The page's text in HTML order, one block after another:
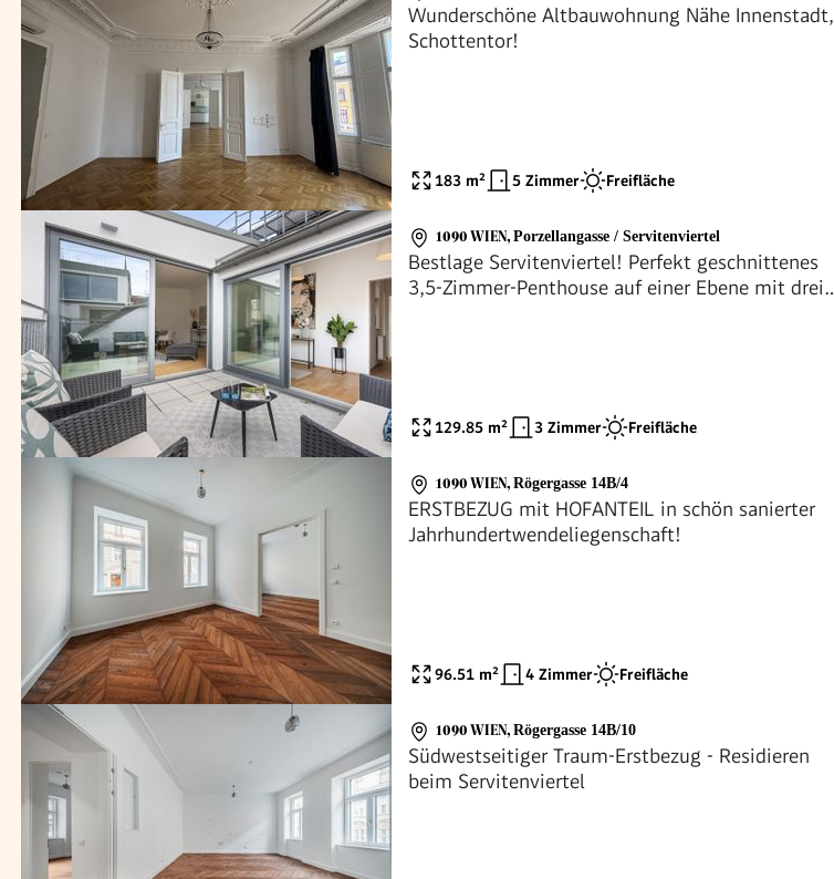
Wunderschöne Altbauwohnung Nähe Innenstadt,
Schottentor!
183 m² 5 Zimmer Freifläche
1090 WIEN, Porzellangasse / Servitenviertel
Bestlage Servitenviertel! Perfekt geschnittenes
3,5-Zimmer-Penthouse auf einer Ebene mit drei
129.85 m² 3 Zimmer Freifläche
1090 WIEN, Rögergasse 14B/4
ERSTBEZUG mit HOFANTEIL in schön sanierter
Jahrhundertwendeliegenschaft!
96.51 m² 4 Zimmer Freifläche
1090 WIEN, Rögergasse 14B/10
Südwestseitiger Traum-Erstbezug - Residieren
beim Servitenviertel